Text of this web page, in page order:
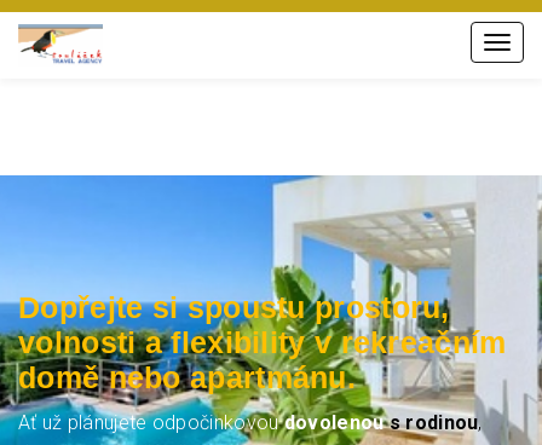
Menu
Dopřejte si spoustu prostoru,
volnosti a flexibility vrekreačním
domě nebo apartmánu.
Ať už plánujete odpočinkovoudovolenous rodinou,